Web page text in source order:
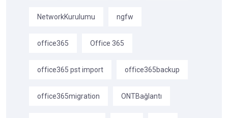
NetworkKurulumu ngfw
office365 Office 365
office365 pst import office365backup
office365migration ONTBağlantı